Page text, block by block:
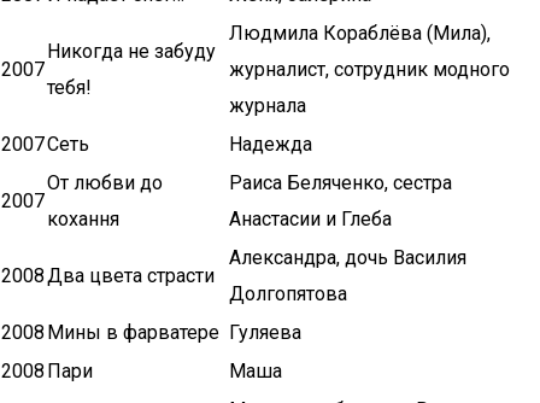
2007
Никогда не забуду
тебя!
Людмила Кораблёва (Мила),
журналист, сотрудник модного
журнала
2007Сеть Надежда
2007
От любви до
кохання
Раиса Беляченко, сестра
Анастасии и Глеба
2008Два цвета страсти
Александра, дочь Василия
Долгопятова
2008 Мины в фарватере Гуляева
2008 Пари Маша